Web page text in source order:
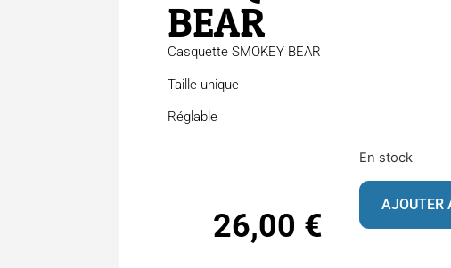
BEAR
Casquette SMOKEY BEAR
Taille unique
Réglable
26,00 €
En stock
AJOUTER